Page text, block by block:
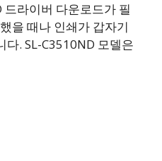
라이버 다운로드가 필
을 때나 인쇄가 갑자기
다. SL-C3510ND 모델은